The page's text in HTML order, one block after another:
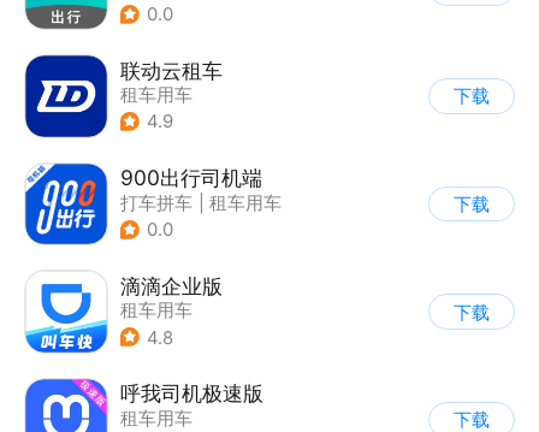
0.0
联动云租车
租车用车
4.9
下载
900出行司机端
打车拼车
租车用车
0.0
下载
滴滴企业版
租车用车
4.8
下载
呼我司机极速版
租车用车
下载